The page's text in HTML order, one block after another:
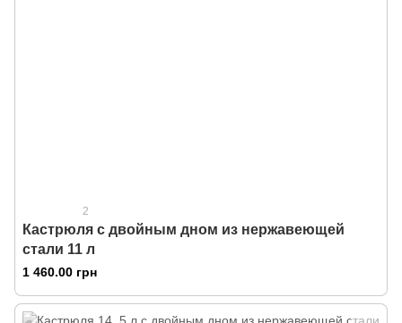
2
Кастрюля с двойным дном из нержавеющей
стали 11 л
1 460.00 грн